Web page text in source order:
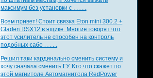
максимум без установки с . . . . .
Всем привет! Стоит связка Eton mini 300.2 +
Gladen RSX12 в ящике. Многие говорят что
этот усилитель не способен на контроль
подобных сабо . . . . .
Решил таки кардинально сменить систему и
хочу сначала сменить ГУ. Кто что скажет по
этой магнитоле Автомагнитола RedPower